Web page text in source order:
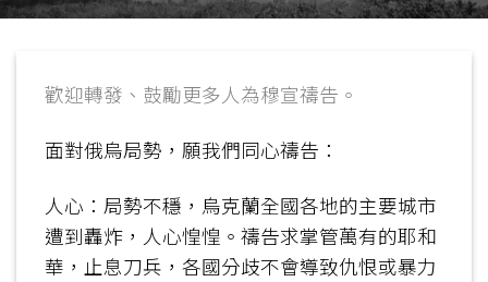
歡迎轉發、鼓勵更多人為穆宣禱告。
面對俄烏局勢，願我們同心禱告：
人心：局勢不穩，烏克蘭全國各地的主要城市
遭到轟炸，人心惶惶。禱告求掌管萬有的耶和
華，止息刀兵，各國分歧不會導致仇恨或暴力